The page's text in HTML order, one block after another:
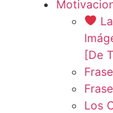
[De
Los